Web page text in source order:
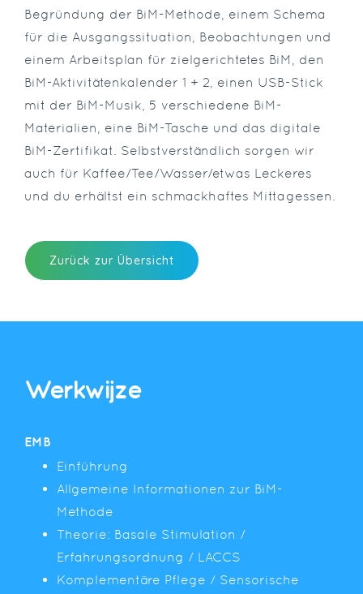
Begründung der BiM-Methode, einem Schema
für die Ausgangssituation, Beobachtungen und
einem Arbeitsplan für zielgerichtetes BiM, den
BiM-Aktivitätenkalender 1 + 2, einen USB-Stick
mit der BiM-Musik, 5 verschiedene BiM-
Materialien, eine BiM-Tasche und das digitale
BiM-Zertifikat. Selbstverständlich sorgen wir
auch für Kaffee/Tee/Wasser/etwas Leckeres
und du erhältst ein schmackhaftes Mittagessen.
Zurück zur Übersicht
Werkwijze
EMB
Einführung
Allgemeine Informationen zur BiM-
Methode
Theorie: Basale Stimulation /
Erfahrungsordnung / LACCS
Komplementäre Pflege / Sensorische